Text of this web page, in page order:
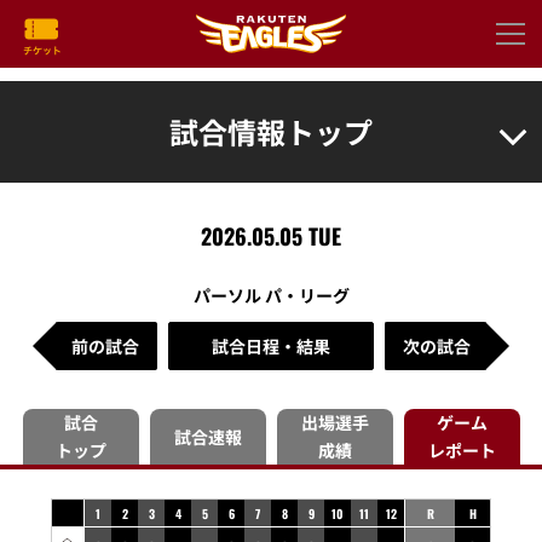
試合情報トップ
2026.05.05 TUE
パーソル パ・リーグ
前の試合 試合日程・結果 次の試合
試合
トップ
試合速報
出場選手
成績
ゲーム
レポート
1 2 3 4 5 6 7 8 9 10 11 12 R H